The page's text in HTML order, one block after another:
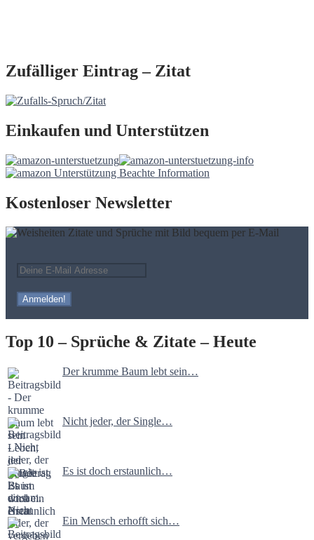
Zufälliger Eintrag – Zitat
Einkaufen und Unterstützen
Kostenloser Newsletter
Top 10 – Sprüche & Zitate – Heute
Der krumme Baum lebt sein…
Nicht jeder, der Single…
Es ist doch erstaunlich…
Ein Mensch erhofft sich…